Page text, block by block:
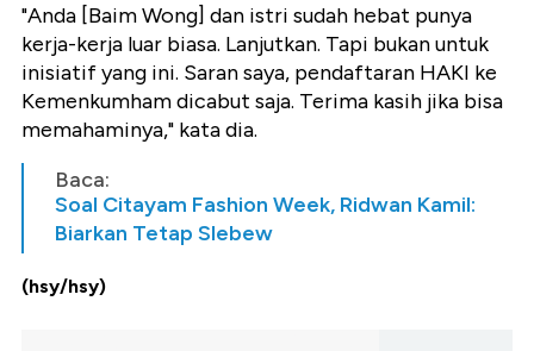
"Anda [Baim Wong] dan istri sudah hebat punya
kerja-kerja luar biasa. Lanjutkan. Tapi bukan untuk
inisiatif yang ini. Saran saya, pendaftaran HAKI ke
Kemenkumham dicabut saja. Terima kasih jika bisa
memahaminya," kata dia.
Baca:
Soal Citayam Fashion Week, Ridwan Kamil:
Biarkan Tetap Slebew
(hsy/hsy)